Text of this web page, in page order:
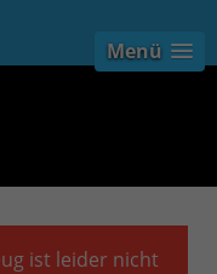
Menü
ist leider nicht